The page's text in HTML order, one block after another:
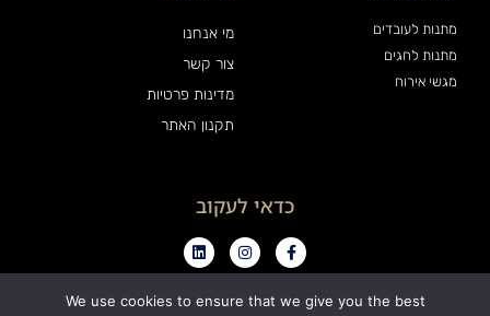
מתנות לעובדים
מתנות לחגים
מגשי אירוח
מי אנחנו
צור קשר
מדינות פרטיות
תקנון האתר
כדאי לעקוב
We use cookies to ensure that we give you the best